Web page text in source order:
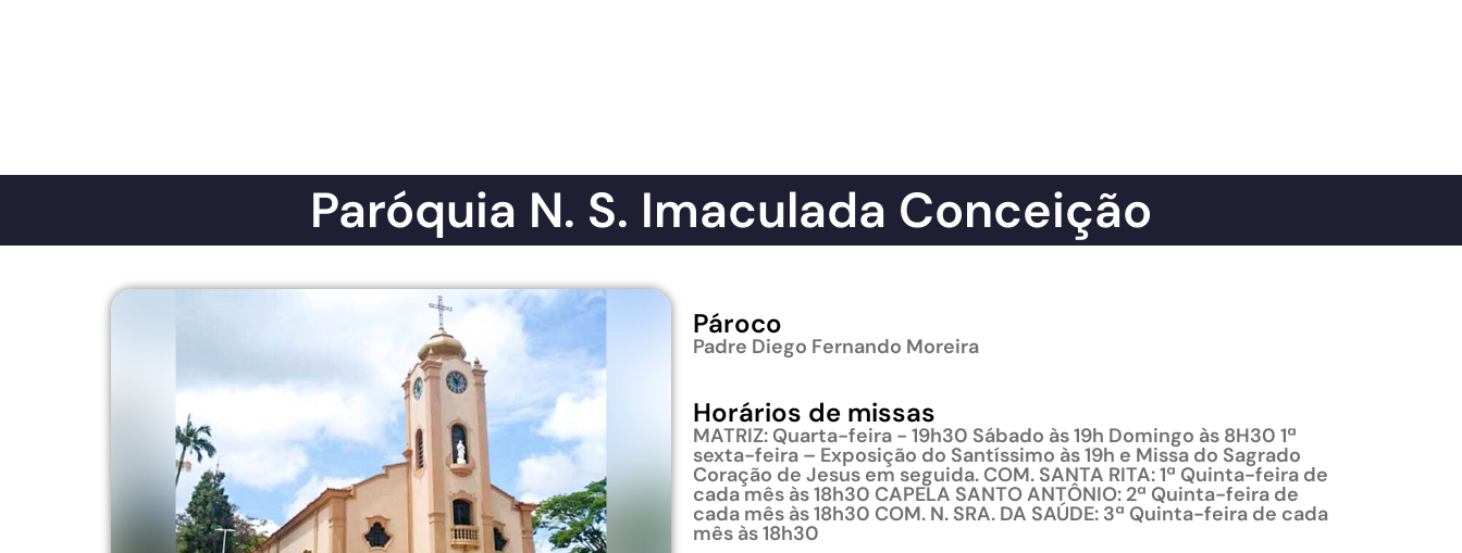
Paróquia N. S. Imaculada Conceição
Pároco
Padre Diego Fernando Moreira
Horários de missas
MATRIZ: Quarta-feira - 19h30 Sábado às 19h Domingo às 8H30 1ª
sexta-feira – Exposição do Santíssimo às 19h e Missa do Sagrado
Coração de Jesus em seguida. COM. SANTA RITA: 1ª Quinta-feira de
cada mês às 18h30 CAPELA SANTO ANTÔNIO: 2ª Quinta-feira de
cada mês às 18h30 COM. N. SRA. DA SAÚDE: 3ª Quinta-feira de cada
mês às 18h30